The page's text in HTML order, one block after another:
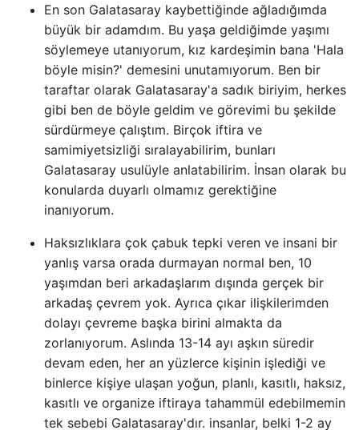
En son Galatasaray kaybettiğinde ağladığımda
büyük bir adamdım. Bu yaşa geldiğimde yaşımı
söylemeye utanıyorum, kız kardeşimin bana 'Hala
böyle misin?' demesini unutamıyorum. Ben bir
taraftar olarak Galatasaray'a sadık biriyim, herkes
gibi ben de böyle geldim ve görevimi bu şekilde
sürdürmeye çalıştım. Birçok iftira ve
samimiyetsizliği sıralayabilirim, bunları
Galatasaray usulüyle anlatabilirim. İnsan olarak bu
konularda duyarlı olmamız gerektiğine
inanıyorum.
Haksızlıklara çok çabuk tepki veren ve insani bir
yanlış varsa orada durmayan normal ben, 10
yaşımdan beri arkadaşlarım dışında gerçek bir
arkadaş çevrem yok. Ayrıca çıkar ilişkilerimden
dolayı çevreme başka birini almakta da
zorlanıyorum. Aslında 13-14 ayı aşkın süredir
devam eden, her an yüzlerce kişinin işlediği ve
binlerce kişiye ulaşan yoğun, planlı, kasıtlı, haksız,
kasıtlı ve organize iftiraya tahammül edebilmemin
tek sebebi Galatasaray'dır. insanlar, belki 1-2 ay